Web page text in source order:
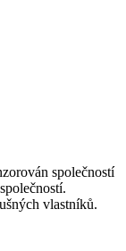
společností
vlastníků.